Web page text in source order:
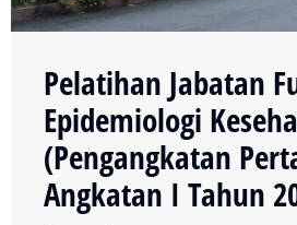
Pelatihan Jabatan
Epidemiologi
(Pengangkatan
Angkatan I Tahun